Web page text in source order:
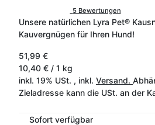
5 Bewertungen
Unsere natürlichen Lyra Pet®
Kauvergnügen für Ihren Hund!
51,99 €
10,40 € / 1 kg
inkl. 19% USt. , inkl. Versand.
Zieladresse kann die USt. an der
Sofort verfügbar